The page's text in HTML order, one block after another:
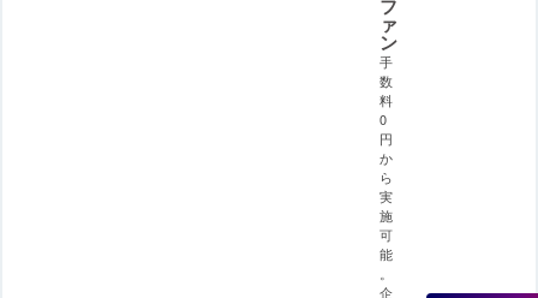
フ
ァ
ン
手
数
料
0
円
か
ら
実
施
可
能
企